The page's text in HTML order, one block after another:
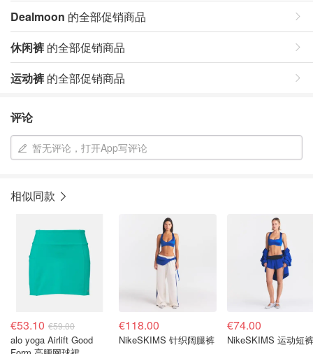
Dealmoon 的全部促销商品
休闲裤 的全部促销商品
运动裤 的全部促销商品
评论
暂无评论，打开App写评论
相似同款
€53.10 €59.00
alo yoga Airlift Good
€118.00
NikeSKIMS 针织阔腿裤
€74.00
NikeSKIMS 运动短裤